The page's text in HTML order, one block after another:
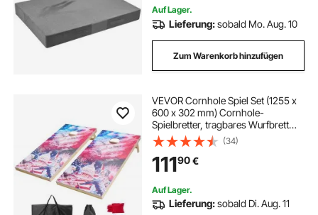
Auf Lager.
Lieferung:sobald Mo. Aug. 10
Zum Warenkorb hinzufügen
VEVOR Cornhole Spiel Set (1255 x
600 x 302 mm) Cornhole-
Spielbretter, tragbares Wurfbrett
aus Massivholz, Cornhole-Spiel für
Erwachsene, inkl. 8 Sitzsäcken &
Tragetasche, für Garten Hinterhof
(34)
11190€
Auf Lager.
Lieferung:sobald Di. Aug. 11